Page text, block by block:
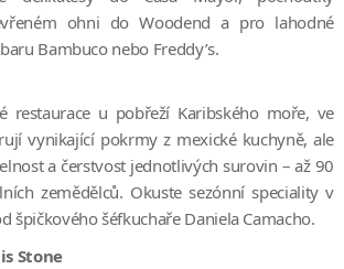
ohni do Woodend a pro lahodné
Bambuco nebo Freddy’s.
restaurace u pobřeží Karibského moře, ve
vynikající pokrmy z mexické kuchyně, ale
a čerstvost jednotlivých surovin – až 90
zemědělců. Okuste sezónní speciality v
špičkového šéfkuchaře Daniela Camacho.
Stone